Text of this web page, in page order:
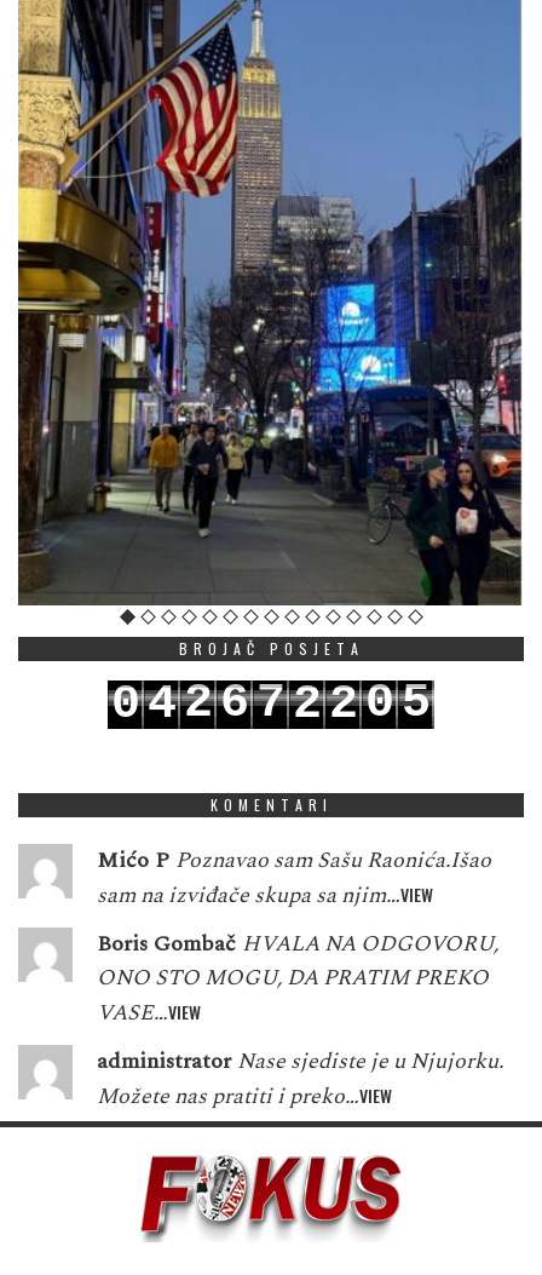
BROJAČ POSJETA
042672205
KOMENTARI
Mićo P Poznavao sam Sašu Raonića.Išao
sam na izviđače skupa sa njim…VIEW
Boris Gombač HVALA NA ODGOVORU,
ONO STO MOGU, DA PRATIM PREKO
VASE…VIEW
administrator Nase sjediste je u Njujorku.
Možete nas pratiti i preko…VIEW